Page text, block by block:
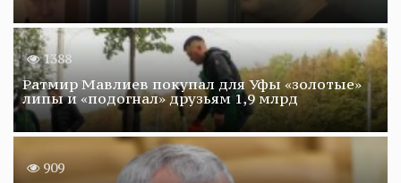
1388
Ратмир Мавлиев покупал для Уфы «золотые»
липы и «подогнал» друзьям 1,9 млрд
909